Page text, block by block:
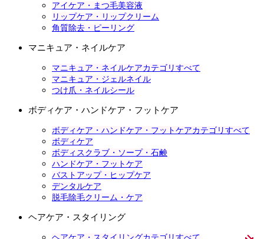
アイケア・まつ毛美容液
リップケア・リップクリーム
角質除去・ピーリング
マニキュア・ネイルケア
マニキュア・ネイルケアカテゴリすべて
マニキュア・ジェルネイル
つけ爪・ネイルシール
ボディケア・ハンドケア・フットケア
ボディケア・ハンドケア・フットケアカテゴリすべて
ボディケア
ボディスクラブ・ソープ・石鹸
ハンドケア・フットケア
バストアップ・ヒップケア
デンタルケア
脱毛除毛クリーム・ケア
ヘアケア・スタイリング